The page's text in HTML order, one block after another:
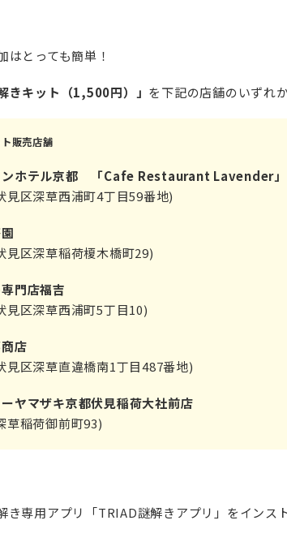
はとっても簡単！
きキット（1,500円）」 を下記の店舗のいずれ
販売店舗
ンホテル京都 「Cafe Restaurant Lavender」
見区深草西浦町4丁目59番地)
見区深草稲荷榎木橋町29)
門店福吉
見区深草西浦町5丁目10)
店
見区深草直違橋南1丁目487番地)
ーヤマザキ京都伏見稲荷大社前店
草稲荷御前町93)
き専用アプリ「TRIAD謎解きアプリ」をイン